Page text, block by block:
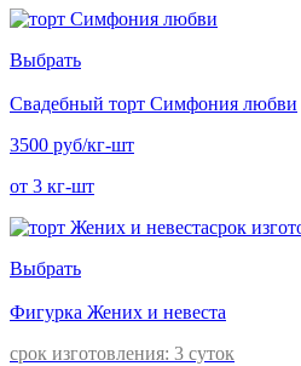
Выбрать
Свадебный торт Симфония любви
3500 руб/кг-шт
от 3 кг-шт
Выбрать
Фигурка Жених и невеста
срок изготовления: 3 суток